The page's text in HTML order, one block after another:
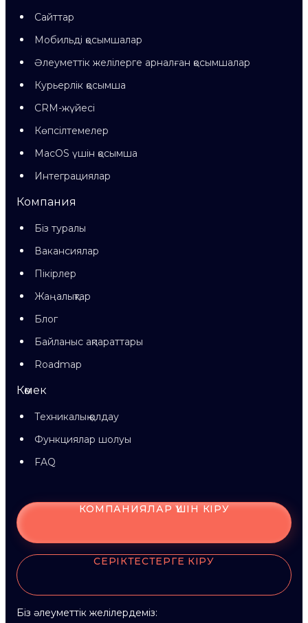
Сайттар
Мобильді қосымшалар
Әлеуметтік желілерге арналған қосымшалар
Курьерлік қосымша
CRM-жүйесі
Көпсілтемелер
MacOS үшін қосымша
Интеграциялар
Компания
Біз туралы
Вакансиялар
Пікірлер
Жаңалықтар
Блог
Байланыс ақпараттары
Roadmap
Көмек
Техникалық қолдау
Функциялар шолуы
FAQ
КОМПАНИЯЛАР ҮШІН КІРУ
СЕРІКТЕСТЕРГЕ КІРУ
Біз әлеуметтік желілердеміз: